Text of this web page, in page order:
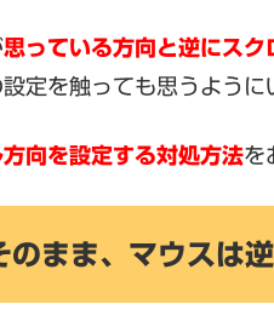
思っている方向と逆にスク
定を触っても思うように
向を設定する対処方法を
のまま、マウスは